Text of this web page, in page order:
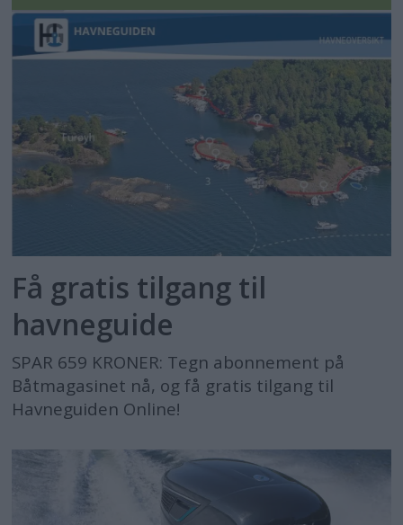
Få gratis tilgang til
havneguide
SPAR 659 KRONER: Tegn abonnement på
Båtmagasinet nå, og få gratis tilgang til
Havneguiden Online!